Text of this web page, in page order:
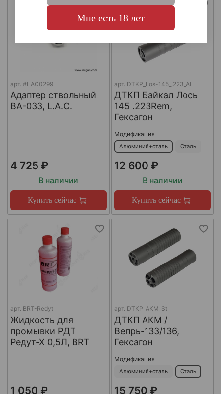
арт. #LAC0299
Адаптер ствольный
BA-033, L.A.C.
4 725 ₽
В наличии
Купить сейчас
арт. DTKP_Los-145_.223_Al
ДТКП Байкал Лось
145 .223Rem,
Гексагон
Модификация
Алюминий+сталь Сталь
12 600 ₽
В наличии
Купить сейчас
арт. BRT-Redyt
Жидкость для
промывки РДТ
Редут-Х 0,5Л, BRT
1 050 ₽
арт. DTKP_AKM_St
ДТКП АКМ /
Вепрь-133/136,
Гексагон
Модификация
Алюминий+сталь Сталь
15 750 ₽
Мне есть 18 лет